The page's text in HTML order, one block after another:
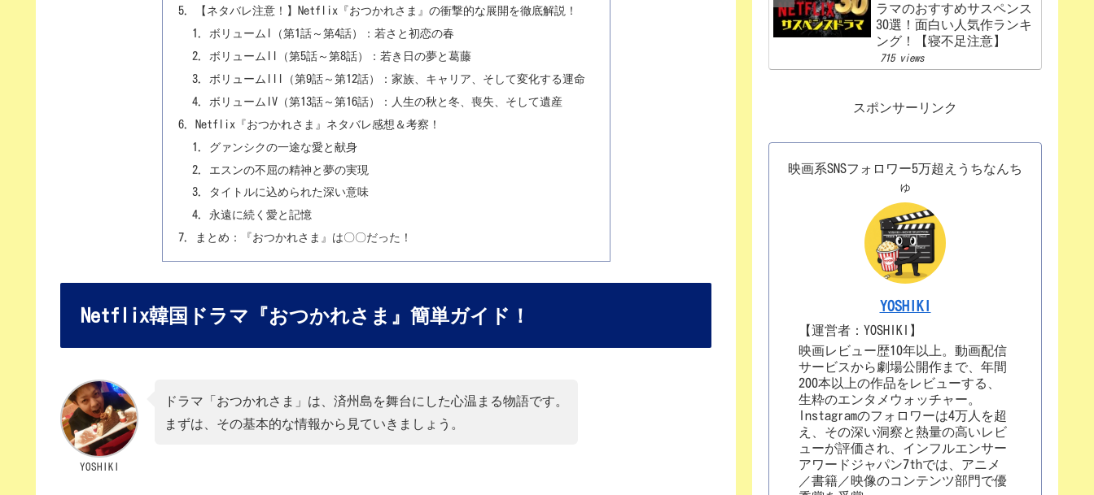
【ネタバレ注意！】Netflix『おつかれさま』の衝撃的な展開を徹底解説！
ボリュームI（第1話～第4話）：若さと初恋の春
ボリュームII（第5話～第8話）：若き日の夢と葛藤
ボリュームIII（第9話～第12話）：家族、キャリア、そして変化する運命
ボリュームIV（第13話～第16話）：人生の秋と冬、喪失、そして遺産
Netflix『おつかれさま』ネタバレ感想＆考察！
グァンシクの一途な愛と献身
エスンの不屈の精神と夢の実現
タイトルに込められた深い意味
永遠に続く愛と記憶
まとめ：『おつかれさま』は〇〇だった！
Netflix韓国ドラマ『おつかれさま』簡単ガイド！
YOSHIKI
ドラマ「おつかれさま」は、済州島を舞台にした心温まる物語です。
まずは、その基本的な情報から見ていきましょう。
ラマのおすすめサスペンス
30選！面白い人気作ランキ
ング！【寝不足注意】
715 views
スポンサーリンク
映画系SNSフォロワー5万超えうちなんち
ゅ
YOSHIKI
【運営者：YOSHIKI】
映画レビュー歴10年以上。動画配信
サービスから劇場公開作まで、年間
200本以上の作品をレビューする、
生粋のエンタメウォッチャー。
Instagramのフォロワーは4万人を超
え、その深い洞察と熱量の高いレビ
ューが評価され、インフルエンサー
アワードジャパン7thでは、アニメ
／書籍／映像のコンテンツ部門で優